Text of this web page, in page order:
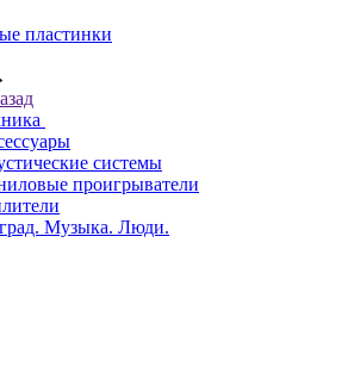
пластинки
системы
проигрыватели
Музыка. Люди.